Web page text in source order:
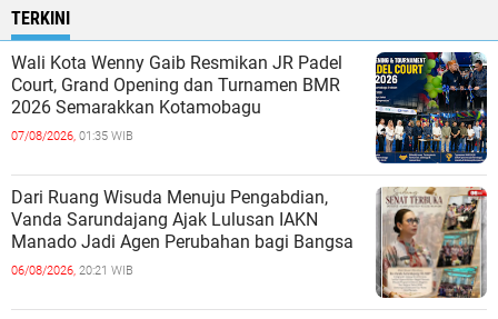
TERKINI
Wali Kota Wenny Gaib Resmikan JR Padel
Court, Grand Opening dan Turnamen BMR
2026 Semarakkan Kotamobagu
07/08/2026, 01:35 WIB
Dari Ruang Wisuda Menuju Pengabdian,
Vanda Sarundajang Ajak Lulusan IAKN
Manado Jadi Agen Perubahan bagi Bangsa
06/08/2026, 20:21 WIB